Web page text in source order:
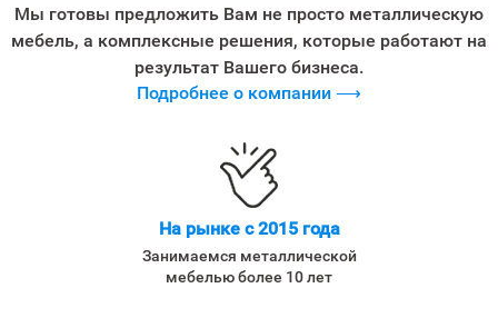
Мы готовы предложить Вам не просто металлическую
мебель, а комплексные решения, которые работают на
результат Вашего бизнеса.
Подробнее о компании ⟶
На рынке с 2015 года
Занимаемся металлической
мебелью более 10 лет